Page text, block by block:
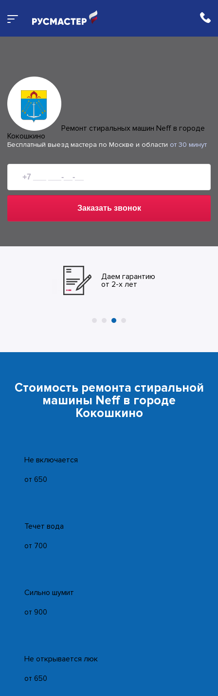
Ремонт стиральных машин Neff в городе
Кокошкино
Бесплатный выезд мастера по Москве и области от 30 минут
Заказать звонок
Даем гарантию
от 2-х лет
Стоимость ремонта стиральной
машины Neff в городе
Кокошкино
Не включается
от 650
Течет вода
от 700
Сильно шумит
от 900
Не открывается люк
от 650